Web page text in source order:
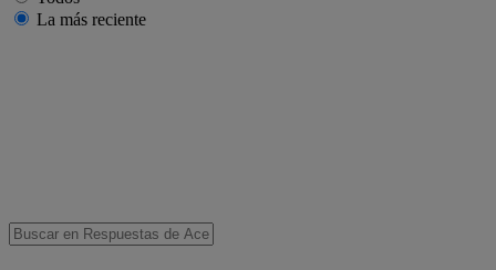
La más reciente